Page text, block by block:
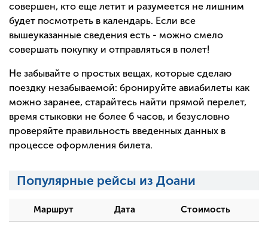
совершен, кто еще летит и разумеется не лишним
будет посмотреть в календарь. Если все
вышеуказанные сведения есть - можно смело
совершать покупку и отправляться в полет!
Не забывайте о простых вещах, которые сделаю
поездку незабываемой: бронируйте авиабилеты как
можно заранее, старайтесь найти прямой перелет,
время стыковки не более 6 часов, и безусловно
проверяйте правильность введенных данных в
процессе оформления билета.
Популярные рейсы из Доани
Маршрут Дата Стоимость